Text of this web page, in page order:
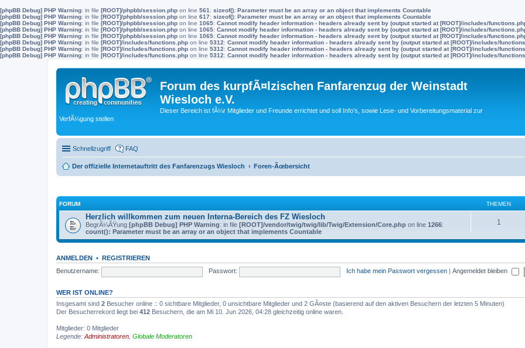
[phpBB Debug] PHP Warning: in file [ROOT]/phpbb/session.php on line 561 : sizeof(): Parameter must be an array or an object that implements Countable
[phpBB Debug] PHP Warning: in file [ROOT]/phpbb/session.php on line 617: sizeof(): Parameter must be an array or an object that implements Countable
[phpBB Debug] PHP Warning: in file [ROOT]/phpbb/session.php on line 1065: Cannot modify header information - headers already sent by (output started at [ROOT]/includes/
[phpBB Debug] PHP Warning: in file [ROOT]/phpbb/session.php on line 1065: Cannot modify header information - headers already sent by (output started at [ROOT]/includes/
[phpBB Debug] PHP Warning: in file [ROOT]/phpbb/session.php on line 1065: Cannot modify header information - headers already sent by (output started at [ROOT]/includes/
[phpBB Debug] PHP Warning: in file [ROOT]/includes/functions.php on line 5312: Cannot modify header information - headers already sent by (output started at [ROOT]/includes/
[phpBB Debug] PHP Warning: in file [ROOT]/includes/functions.php on line 5312: Cannot modify header information - headers already sent by (output started at [ROOT]/includes/
[phpBB Debug] PHP Warning: in file [ROOT]/includes/functions.php on line 5312: Cannot modify header information - headers already sent by (output started at [ROOT]/includes/
Forum des kurpfÃ¤lzischen Fanfarenzug der Weinstadt
Wiesloch e.V.
Dieser Bereich ist fÃ¼r Mitglieder und Freunde errichtet und soll Info's, sowie Lese- und Vorbereitungsmaterial zur
VerfÃ¼gung stellen
Schnellzugriff FAQ
Der offizielle Internetauftritt des Fanfarenzugs Wiesloch Foren-Ãœbersicht
FORUM THEMEN
Herzlich willkommen zum neuen Interna-Bereich des FZ Wiesloch
BegrÃ¼ÃŸung [phpBB Debug] PHP Warning: in file [ROOT]/vendor/twig/twig/lib/Twig/Extension/Core.php on line 1266:
count(): Parameter must be an array or an object that implements Countable
1
ANMELDEN • REGISTRIEREN
Benutzername:
Passwort: Ich habe mein Passwort vergessen Angemeldet bleiben
WER IST ONLINE?
Insgesamt sind 2 Besucher online :: 0 sichtbare Mitglieder, 0 unsichtbare Mitglieder und 2 GÃ¤ste (basierend auf den aktiven Besuchern der letzten 5 Minuten)
Der Besucherrekord liegt bei 412 Besuchern, die am Mi 10. Jun 2026, 04:28 gleichzeitig online waren.
Mitglieder: 0 Mitglieder
Legende: Administratoren Globale Moderatoren